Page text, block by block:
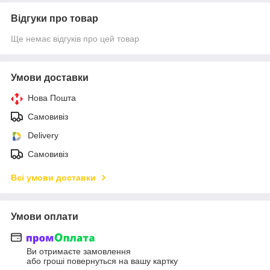
Відгуки про товар
Ще немає відгуків про цей товар
Умови доставки
Нова Пошта
Самовивіз
Delivery
Самовивіз
Всі умови доставки
Умови оплати
Ви отримаєте замовлення
або гроші повернуться на вашу картку